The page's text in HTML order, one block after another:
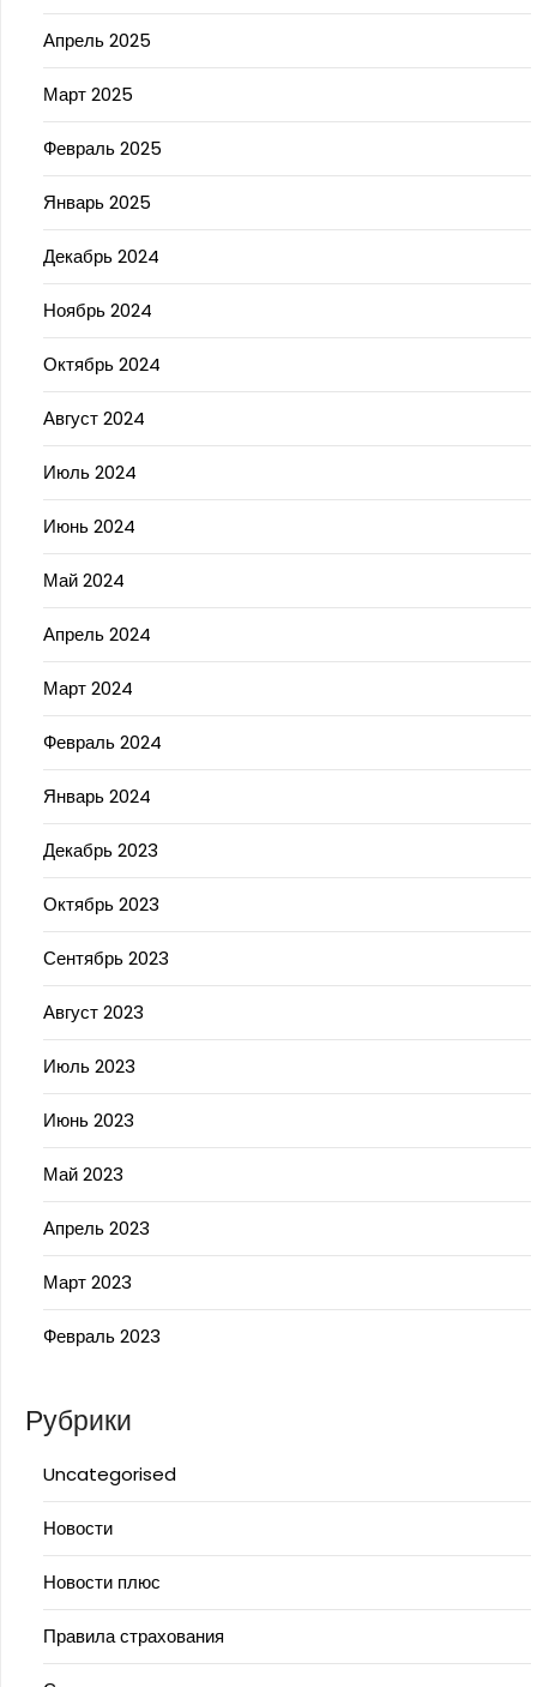
Апрель 2025
Март 2025
Февраль 2025
Январь 2025
Декабрь 2024
Ноябрь 2024
Октябрь 2024
Август 2024
Июль 2024
Июнь 2024
Май 2024
Апрель 2024
Март 2024
Февраль 2024
Январь 2024
Декабрь 2023
Октябрь 2023
Сентябрь 2023
Август 2023
Июль 2023
Июнь 2023
Май 2023
Апрель 2023
Март 2023
Февраль 2023
Рубрики
Uncategorised
Новости
Новости плюс
Правила страхования